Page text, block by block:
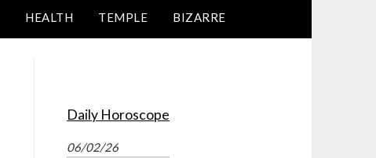
HEALTH TEMPLE BIZARRE
Daily Horoscope
06/02/26